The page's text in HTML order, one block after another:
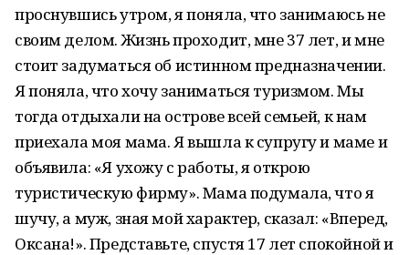
проснувшись утром, я поняла, что занимаюсь не
своим делом. Жизнь проходит, мне 37 лет, и мне
стоит задуматься об истинном предназначении.
Я поняла, что хочу заниматься туризмом. Мы
тогда отдыхали на острове всей семьей, к нам
приехала моя мама. Я вышла к супругу и маме и
объявила: «Я ухожу с работы, я открою
туристическую фирму». Мама подумала, что я
шучу, а муж, зная мой характер, сказал: «Вперед,
Оксана!». Представьте, спустя 17 лет спокойной и